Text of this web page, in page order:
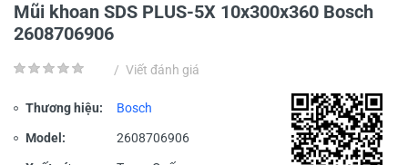
Mũi khoan SDS PLUS-5X 10x300x360 Bosch
2608706906
/ Viết đánh giá
Thương hiệu: Bosch
Model: 2608706906